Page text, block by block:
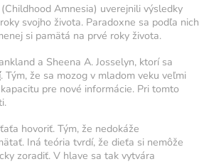
Amnesia) uverejnili výsledky
svojho života. Paradoxne sa podľa nich
si pamätá na prvé roky života.
a Sheena A. Josselyn, ktorí sa
. Tým, že sa mozog v mladom veku veľmi
pre nové informácie. Pri tomto
hovoriť. Tým, že nedokáže
Iná teória tvrdí, že dieťa si nemôže
zoradiť. V hlave sa tak vytvára